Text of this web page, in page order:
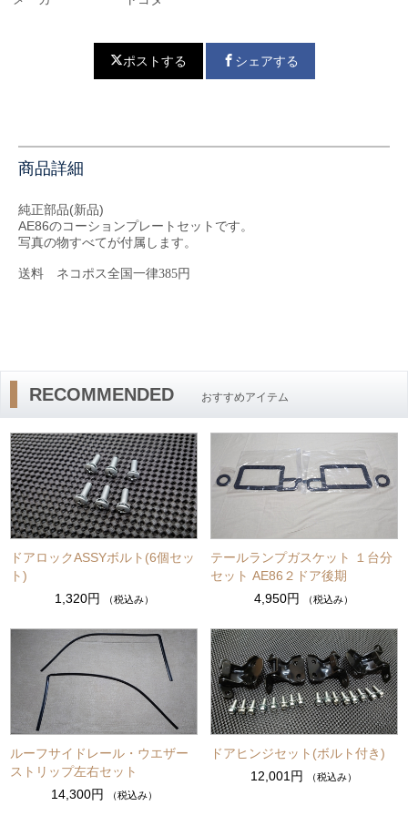
ポストする シェアする
商品詳細
純正部品(新品)
AE86のコーションプレートセットです。
写真の物すべてが付属します。
送料 ネコポス全国一律385円
RECOMMENDED おすすめアイテム
ドアロックASSYボルト(6個セッ
ト)
1,320円
（税込み）
テールランプガスケット １台分
セット AE86２ドア後期
4,950円
（税込み）
ルーフサイドレール・ウエザー
ストリップ左右セット
14,300円
（税込み）
ドアヒンジセット(ボルト付き)
12,001円
（税込み）